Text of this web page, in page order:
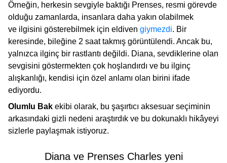
Örneğin, herkesin sevgiyle baktığı Prenses, resmi görevde
olduğu zamanlarda, insanlara daha yakın olabilmek
ve ilgisini gösterebilmek için eldiven giymezdi. Bir
keresinde, bileğine 2 saat takmış görüntülendi. Ancak bu,
yalnızca ilginç bir rastlantı değildi. Diana, sevdiklerine olan
sevgisini göstermekten çok hoşlandırdı ve bu ilginç
alışkanlığı, kendisi için özel anlamı olan birini ifade
ediyordu.
Olumlu Bak ekibi olarak, bu şaşırtıcı aksesuar seçiminin
arkasındaki gizli nedeni araştırdık ve bu dokunaklı hikâyeyi
sizlerle paylaşmak istiyoruz.
Diana ve Prenses Charles yeni